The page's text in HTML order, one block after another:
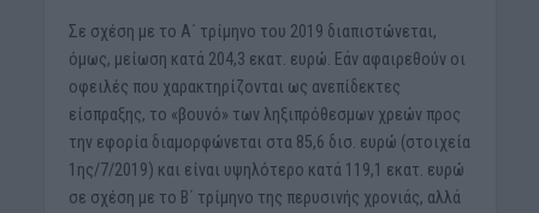
Σε σχέση με το Α΄ τρίμηνο του 2019 διαπιστώνεται,
όμως, μείωση κατά 204,3 εκατ. ευρώ. Εάν αφαιρεθούν οι
οφειλές που χαρακτηρίζονται ως ανεπίδεκτες
είσπραξης, το «βουνό» των ληξιπρόθεσμων χρεών προς
την εφορία διαμορφώνεται στα 85,6 δισ. ευρώ (στοιχεία
1ης/7/2019) και είναι υψηλότερο κατά 119,1 εκατ. ευρώ
σε σχέση με το Β΄ τρίμηνο της περυσινής χρονιάς, αλλά